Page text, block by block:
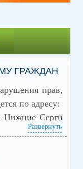
ГРАЖДАН
прав,
по адресу:
Нижние Серги
Развернуть